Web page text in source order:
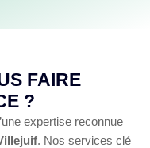
FAIRE
?
expertise reconnue
. Nos services clé